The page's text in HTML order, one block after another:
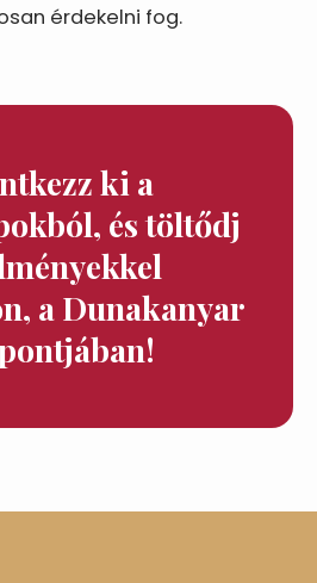
érdekelni fog.
ki a
és töltődj
a Dunakanyar